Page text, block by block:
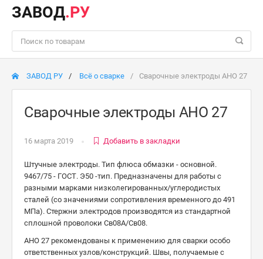
ЗАВОД.РУ
ЗАВОД РУ Всё о сварке Сварочные электроды АНО 27
Сварочные электроды АНО 27
16 марта 2019 Добавить в закладки
Штучные электроды. Тип флюса обмазки - основной.
9467/75 - ГОСТ. Э50 -тип. Предназначены для работы с
разными марками низколегированных/углеродистых
сталей (со значениями сопротивления временного до 491
МПа). Стержни электродов производятся из стандартной
сплошной проволоки Св08А/Св08.
АНО 27 рекомендованы к применению для сварки особо
ответственных узлов/конструкций. Швы, получаемые с